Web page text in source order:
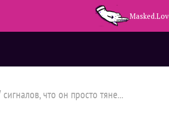
сигналов, что он просто тяне...